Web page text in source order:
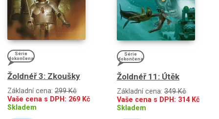
Série
dokončena
Žoldnéř 3: Zkoušky
Základní cena: 299 Kč
Vaše cena s DPH: 269 Kč
Skladem
Série
dokončena
Žoldnéř 11: Útěk
Základní cena: 349 Kč
Vaše cena s DPH: 314Kč
Skladem